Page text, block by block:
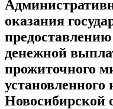
оказания
денежной
прожиточного
установленного
Новосибирской